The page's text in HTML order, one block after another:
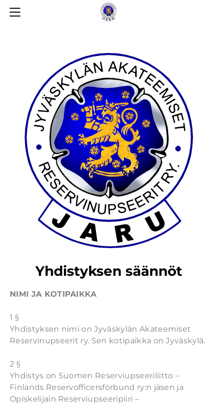
Yhdistyksen säännöt
NIMI JA KOTIPAIKKA
1 §
Yhdistyksen nimi on Jyväskylän Akateemiset
Reservinupseerit ry. Sen kotipaikka on Jyväskylä.
2 §
Yhdistys on Suomen Reserviupseeriliitto –
Finlands Reservofficersförbund ry:n jäsen ja
Opiskelijain Reserviupseeripiiri –
ETUSIVU
JÄSENEKSI
SÄÄNNÖT